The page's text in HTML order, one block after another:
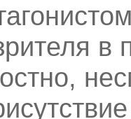
в